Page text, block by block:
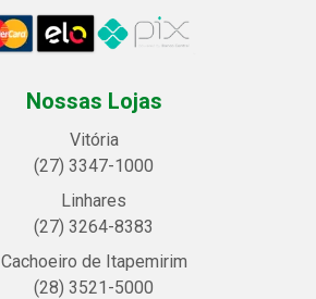
Nossas Lojas
Vitória
(27) 3347-1000
Linhares
(27) 3264-8383
Cachoeiro de Itapemirim
(28) 3521-5000